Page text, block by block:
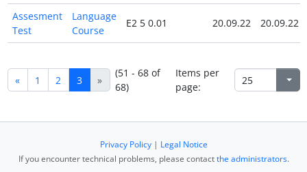
Assesment
Test
Language
Course
E2 5 0.01 20.09.22 20.09.22
« 1 2 3 »
(51 - 68 of
68)
Items per
page:
Privacy Policy| Legal Notice
If you encounter technical problems, please contactthe administrators.